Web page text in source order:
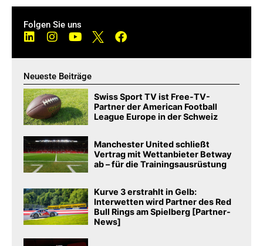
Folgen Sie uns
Neueste Beiträge
Swiss Sport TV ist Free-TV-
Partner der American Football
League Europe in der Schweiz
Manchester United schließt
Vertrag mit Wettanbieter Betway
ab – für die Trainingsausrüstung
Kurve 3 erstrahlt in Gelb:
Interwetten wird Partner des Red
Bull Rings am Spielberg [Partner-
News]